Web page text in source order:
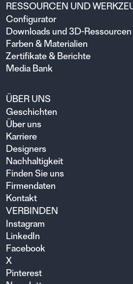
RESSOURCEN UND
Configurator
Downloads und 3D-Ressourcen
Farben & Materialien
Zertifikate & Berichte
Media Bank
ÜBER UNS
Geschichten
Über uns
Karriere
Designers
Nachhaltigkeit
Finden Sie uns
Firmendaten
Kontakt
VERBINDEN
Instagram
LinkedIn
Facebook
X
Pinterest